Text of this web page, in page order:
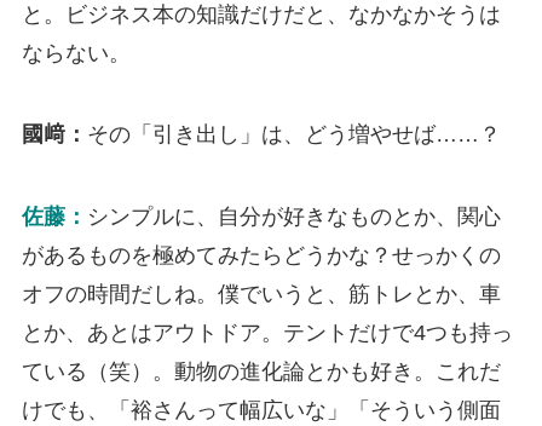
と。ビジネス本の知識だけだと、なかなかそうは
ならない。
國﨑： その「引き出し」は、どう増やせば……？
佐藤： シンプルに、自分が好きなものとか、関心
があるものを極めてみたらどうかな？せっかくの
オフの時間だしね。僕でいうと、筋トレとか、車
とか、あとはアウトドア。テントだけで4つも持っ
ている（笑）。動物の進化論とかも好き。これだ
けでも、「裕さんって幅広いな」「そういう側面